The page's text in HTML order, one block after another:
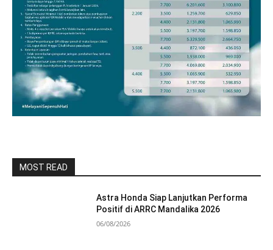
MOST READ
Astra Honda Siap Lanjutkan Performa
Positif di ARRC Mandalika 2026
06/08/2026